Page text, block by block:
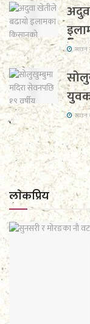
साउन
साउन
लाेकप्रिय